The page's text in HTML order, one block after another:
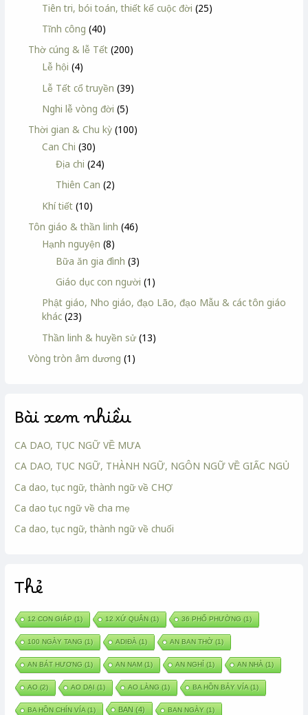
Tiên tri, bói toán, thiết kế cuộc đời (25)
Tĩnh công (40)
Thờ cúng & lễ Tết (200)
Lễ hội (4)
Lễ Tết cổ truyền (39)
Nghi lễ vòng đời (5)
Thời gian & Chu kỳ (100)
Can Chi (30)
Địa chi (24)
Thiên Can (2)
Khí tiết (10)
Tôn giáo & thần linh (46)
Hạnh nguyện (8)
Bữa ăn gia đình (3)
Giáo dục con người (1)
Phật giáo, Nho giáo, đạo Lão, đạo Mẫu & các tôn giáo
khác (23)
Thần linh & huyền sử (13)
Vòng tròn âm dương (1)
Bài xem nhiều
CA DAO, TỤC NGỮ VỀ MƯA
CA DAO, TỤC NGỮ, THÀNH NGỮ, NGÔN NGỮ VỀ GIẤC NGỦ
Ca dao, tục ngữ, thành ngữ về CHỢ
Ca dao tục ngữ về cha mẹ
Ca dao, tục ngữ, thành ngữ về chuối
Thẻ
12 CON GIÁP (1) 12 XỨ QUÂN (1) 36 PHỐ PHƯỜNG (1)
100 NGÀY TANG (1) ADIĐÀ (1) AN BAN THỜ(1)
AN BÁT HƯƠNG (1) AN NAM(1) AN NGHỈ(1) AN NHÀ (1)
AO (2) AO DẠI (1) AO LÀNG (1) BA HỒN BẢY VÍA(1)
BA HỒN CHÍN VÍA(1) BAN (4) BAN NGÀY (1)